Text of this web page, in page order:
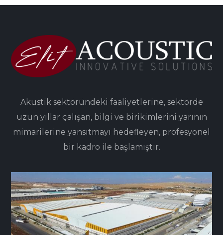
Akustik sektöründeki faaliyetlerine, sektörde
uzun yıllar çalışan, bilgi ve birikimlerini yarının
mimarilerine yansıtmayı hedefleyen, profesyonel
bir kadro ile başlamıştır.